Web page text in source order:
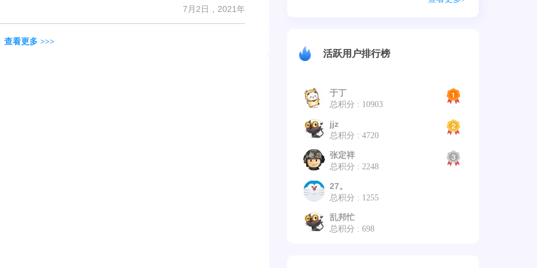
7月2日，2021年
查看更多 >>>
活跃用户排行榜
于丁
总积分 : 10903
jjz
总积分 : 4720
张定祥
总积分 : 2248
27。
总积分 : 1255
乱邦忙
总积分 : 698